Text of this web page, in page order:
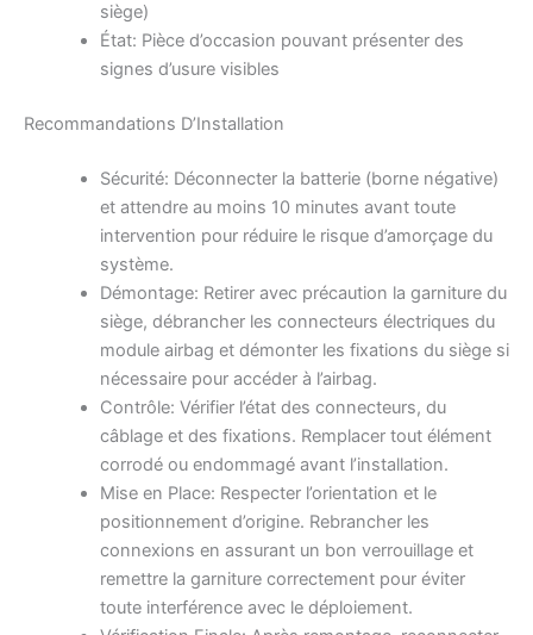
siège)
État: Pièce d’occasion pouvant présenter des
signes d’usure visibles
Recommandations D’Installation
Sécurité: Déconnecter la batterie (borne négative)
et attendre au moins 10 minutes avant toute
intervention pour réduire le risque d’amorçage du
système.
Démontage: Retirer avec précaution la garniture du
siège, débrancher les connecteurs électriques du
module airbag et démonter les fixations du siège si
nécessaire pour accéder à l’airbag.
Contrôle: Vérifier l’état des connecteurs, du
câblage et des fixations. Remplacer tout élément
corrodé ou endommagé avant l’installation.
Mise en Place: Respecter l’orientation et le
positionnement d’origine. Rebrancher les
connexions en assurant un bon verrouillage et
remettre la garniture correctement pour éviter
toute interférence avec le déploiement.